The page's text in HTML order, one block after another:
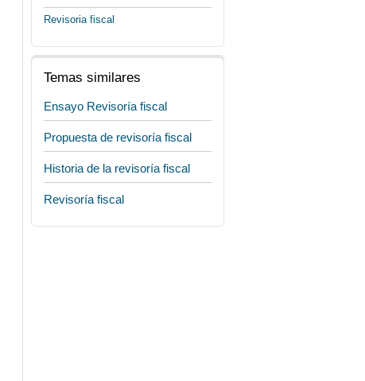
Revisoria fiscal
Temas similares
Ensayo Revisoría fiscal
Propuesta de revisoría fiscal
Historia de la revisoría fiscal
Revisoría fiscal